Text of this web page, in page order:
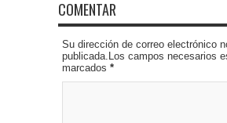
COMENTAR
Su dirección de correo electrónico
publicada.Los campos necesarios
marcados *